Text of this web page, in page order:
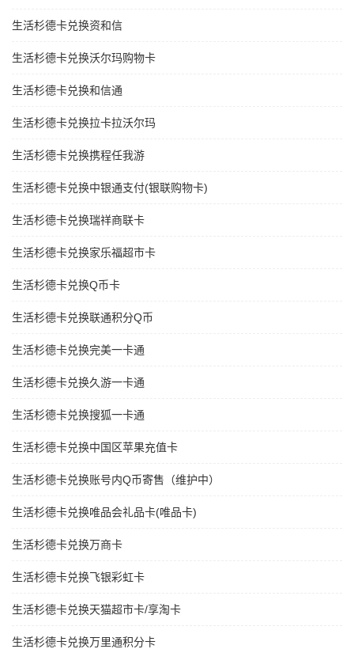
生活杉德卡兑换资和信
生活杉德卡兑换沃尔玛购物卡
生活杉德卡兑换和信通
生活杉德卡兑换拉卡拉沃尔玛
生活杉德卡兑换携程任我游
生活杉德卡兑换中银通支付(银联购物卡)
生活杉德卡兑换瑞祥商联卡
生活杉德卡兑换家乐福超市卡
生活杉德卡兑换Q币卡
生活杉德卡兑换联通积分Q币
生活杉德卡兑换完美一卡通
生活杉德卡兑换久游一卡通
生活杉德卡兑换搜狐一卡通
生活杉德卡兑换中国区苹果充值卡
生活杉德卡兑换账号内Q币寄售（维护中）
生活杉德卡兑换唯品会礼品卡(唯品卡)
生活杉德卡兑换万商卡
生活杉德卡兑换飞银彩虹卡
生活杉德卡兑换天猫超市卡/享淘卡
生活杉德卡兑换万里通积分卡